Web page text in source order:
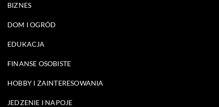
BIZNES
DOM I OGRÓD
EDUKACJA
FINANSE OSOBISTE
HOBBY I ZAINTERESOWANIA
JEDZENIE I NAPOJE